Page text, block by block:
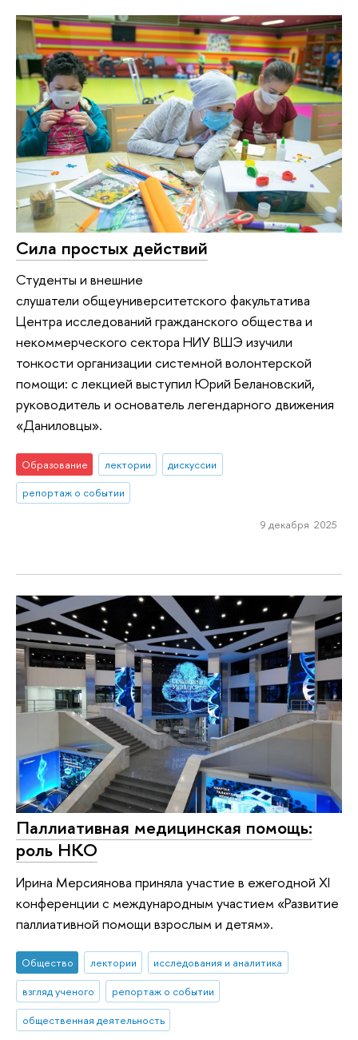
Сила простых действий
Студенты и внешние
слушатели общеуниверситетского факультатива
Центра исследований гражданского общества и
некоммерческого сектора НИУ ВШЭ изучили
тонкости организации системной волонтерской
помощи: с лекцией выступил Юрий Белановский,
руководитель и основатель легендарного движения
«Даниловцы».
Образование лектории
дискуссии
репортаж о событии
9 декабря 2025
Паллиативная медицинская помощь:
роль НКО
Ирина Мерсиянова приняла участие в ежегодной XI
конференции с международным участием «Развитие
паллиативной помощи взрослым и детям».
Общество лектории
исследования и аналитика
взгляд ученого
репортаж о событии
общественная деятельность